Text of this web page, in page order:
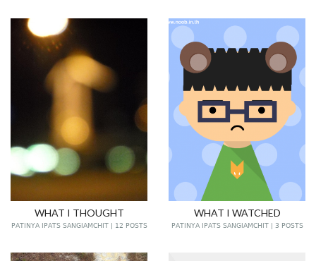
WHAT I THOUGHT
PATINYA IPATS SANGIAMCHIT | 12 POSTS
WHAT I WATCHED
PATINYA IPATS SANGIAMCHIT | 3 POSTS